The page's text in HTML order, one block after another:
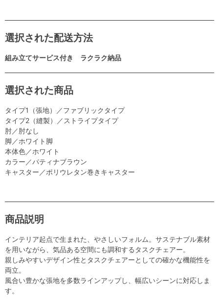
選択された配送方法
組み立てサービス付き ラクラク納品
選択された商品
タイプ1（張地）／ファブリックタイプ
タイプ2（縫製）／ストライプタイプ
肘／肘なし
脚／ホワイト脚
本体色／ホワイト
カラー／パティナブラウン
キャスター／ポリウレタン巻きキャスター
商品説明
インテリア起点で生まれた、やさしいフォルム。サステナブル素材
を用いながら、気品ある空間にも調和するタスクチェアー。
親しみやすいデザイン性とタスクチェアーとしての確かな機能性を
両立。
風合い豊かな張地を多数ラインアップし、幅広いシーンに対応しま
す。